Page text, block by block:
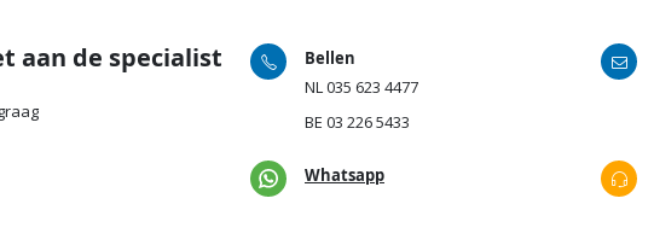
aan de specialist
Bellen
NL035 623 4477
BE 03 226 5433
Whatsapp